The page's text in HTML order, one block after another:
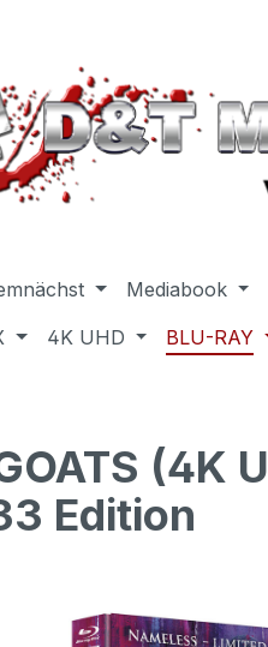
Mediabook
4K UHD BLU-RAY
(4K
Edition